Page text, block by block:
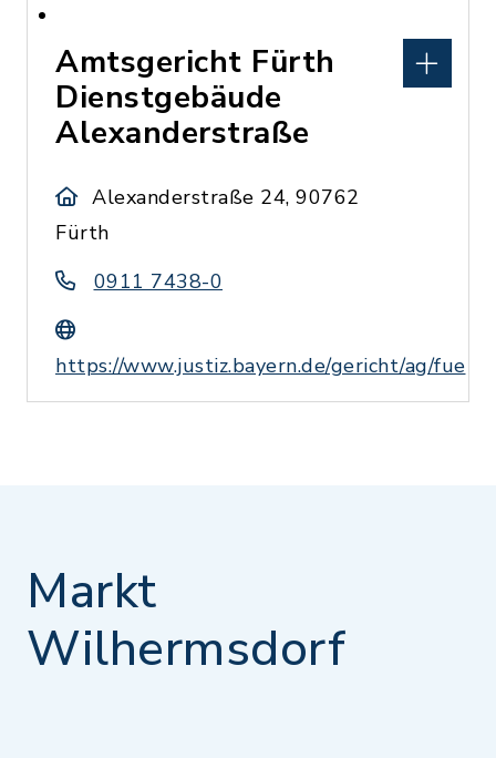
Amtsgericht Fürth
Dienstgebäude
Alexanderstraße
Alexanderstraße 24, 90762
Fürth
0911 7438-0
https://www.justiz.bayern.de/gericht/ag/fue
Markt
Wilhermsdorf